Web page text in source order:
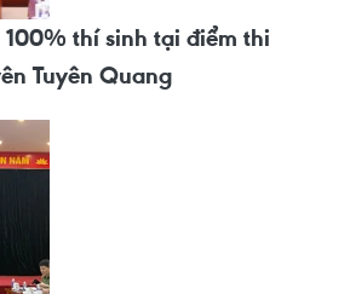
thí sinh tại điểm thi
Tuyên Quang